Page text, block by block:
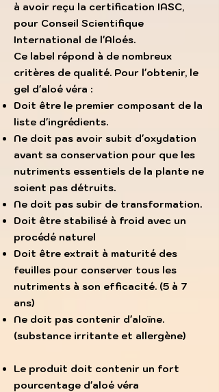
à avoir reçu la certification IASC,
pour Conseil Scientifique
International de l'Aloés.
Ce label répond à de nombreux
critères de qualité. Pour l'obtenir, le
gel d'aloé véra :
Doit être le premier composant de la
liste d'ingrédients.
Ne doit pas avoir subit d'oxydation
avant sa conservation pour que les
nutriments essentiels de la plante ne
soient pas détruits.
Ne doit pas subir de transformation.
Doit être stabilisé à froid avec un
procédé naturel
Doit être extrait à maturité des
feuilles pour conserver tous les
nutriments à son efficacité. (5 à 7
ans)
Ne doit pas contenir d'aloïne.
(substance irritante et allergène)
Le produit doit contenir un fort
pourcentage d'aloé véra​